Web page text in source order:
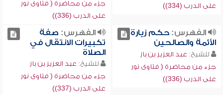
على الدرب (334))
جزء من محاضرة ( فتاوى نور
على الدرب (336))
الفهرس:حكم زيارة
الأئمة والصالحين
للشيخ: عبد العزيز بن باز
جزء من محاضرة ( فتاوى نور
على الدرب (336))
الفهرس: صفة
تكبيرات الانتقال في
الصلاة
للشيخ: عبد العزيز بن باز
جزء من محاضرة ( فتاوى نور
على الدرب (337))